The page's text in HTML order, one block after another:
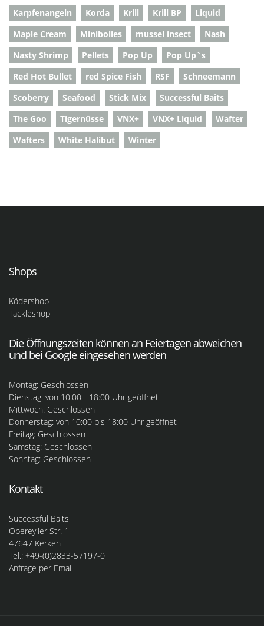
Karpfenangeln
Korda Krill Krill BP
Liquid
Maple Cream
Minibolies mussel insect
Nash
Nasty Shrimp
Pellets Pop Up
Pop Up`s
Red Hot Bullet
red Spice Fish RSF
Schneemann
Scoberry
Seafood Stick Mix
Successful Baits
The Goo
Tigernüsse VNX+ VNX+ Liquid
Wafter
Wafters
White Halibut Winter
Shops
Ködershop
Tackleshop
Die Öffnungszeiten können an Feiertagen abweichen
und bei Google eingesehen werden
Montag: Geschlossen
Dienstag: von 10:00 - 18:00 Uhr geöffnet
Mittwoch: Geschlossen
Donnerstag: von 10:00 bis 18:00 Uhr geöffnet
Freitag: Geschlossen
Samstag: Geschlossen
Sonntag: Geschlossen
Kontakt
Successful Baits
Obereyller Str. 1
47647 Kerken
Tel.: +49-(0)2833-57197-0
Anfrage per Email